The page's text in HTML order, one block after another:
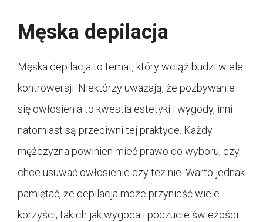
Męska depilacja
Męska depilacja to temat, który wciąż budzi wiele
kontrowersji. Niektórzy uważają, że pozbywanie
się owłosienia to kwestia estetyki i wygody, inni
natomiast są przeciwni tej praktyce. Każdy
mężczyzna powinien mieć prawo do wyboru, czy
chce usuwać owłosienie czy też nie. Warto jednak
pamiętać, że depilacja może przynieść wiele
korzyści, takich jak wygoda i poczucie świeżości.